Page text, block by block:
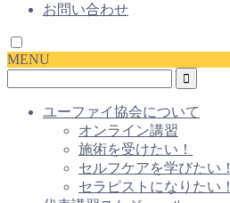
お問い合わせ
MENU
ユーファイ協会について
オンライン講習
施術を受けたい！
セルフケアを学びたい！
セラピストになりたい！